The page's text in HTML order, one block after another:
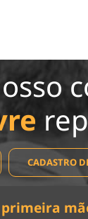
CADASTRO
primeira